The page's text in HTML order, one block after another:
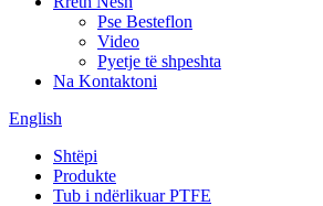
Pse Besteflon
Video
Pyetje të shpeshta
Na Kontaktoni
English
Shtëpi
Produkte
Tub i ndërlikuar PTFE